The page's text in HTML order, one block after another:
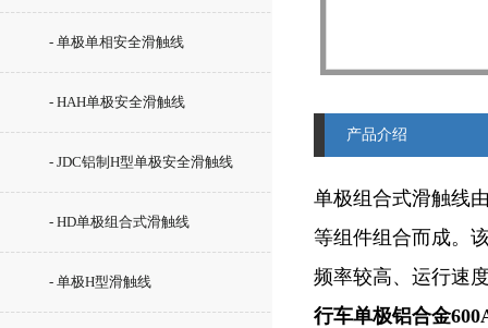
- 单极单相安全滑触线
- HAH单极安全滑触线
- JDC铝制H型单极安全滑触线
- HD单极组合式滑触线
- 单极H型滑触线
产品介绍
单极组合式滑触线
等组件组合而成。
频率较高、运行速
行车单极铝合金